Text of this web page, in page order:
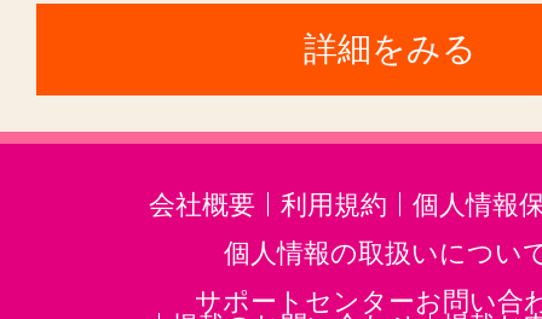
詳細をみる
会社概要 利用規約
個人情報
個人情報の取扱いについ
サポートセンターお問い合